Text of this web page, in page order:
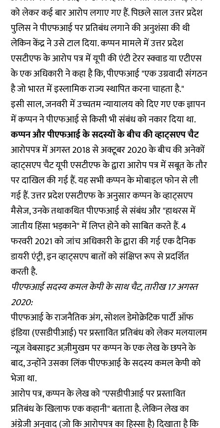
को लेकर कई बार आरोप लगाए गए हैं. पिछले साल उत्तर प्रदेश
पुलिस ने पीएफआई पर प्रतिबंध लगाने की अनुशंसा की थी
लेकिन केंद्र ने उसे टाल दिया. कप्पन मामले में उत्तर प्रदेश
एसटीएफ के आरोप पत्र में यूपी की एंटी टेरर स्क्वाड या एटीएस
के एक अधिकारी ने कहा है कि, पीएफआई "एक उग्रवादी संगठन
है जो भारत में इस्लामिक राज्य स्थापित करना चाहता है."
इसी साल, जनवरी में उच्चतम न्यायालय को दिए गए एक ज्ञापन
में कप्पन ने पीएफआई से किसी भी संबंध कोनकारदिया था.
कप्पन और पीएफआई के सदस्यों के बीच की व्हाट्सएप चैट
आरोपपत्र में अगस्त 2018 से अक्टूबर 2020 के बीच की अनेकों
व्हाट्सएप चैट यूपी एसटीएफ के द्वारा आरोप पत्र में सबूत के तौर
पर दाखिल की गई हैं. यह सभी कप्पन के मोबाइल फोन से ली
गई हैं. उत्तर प्रदेश एसटीएफ के अनुसार कप्पन के व्हाट्सएप
मैसेज, उनके तथाकथित पीएफआई से संबंध और "हाथरस में
जातीय हिंसा भड़काने" में लिप्त होने को साबित करते हैं. 4
फरवरी 2021 को जांच अधिकारी के द्वारा की गई एक दैनिक
डायरी एंट्री, इन व्हाट्सएप बातों को संक्षिप्त रूप से प्रदर्शित
करती है.
पीएफआई सदस्य कमल केपी के साथ चैट, तारीख 17 अगस्त
2020:
पीएफआई के राजनैतिक अंग, सोशल डेमोक्रेटिक पार्टी ऑफ
इंडिया (एसडीपीआई) परप्रस्तावित प्रतिबंधको लेकर मलयालम
न्यूज़ वेबसाइटअज़ीमुखमपर कप्पन के एक लेख के छपने के
बाद, उन्होंने उसका लिंक पीएफआई के सदस्य कमल केपी को
भेजा था.
आरोप पत्र, कप्पन के लेख को "एसडीपीआई पर प्रस्तावित
प्रतिबंध के खिलाफ एक कहानी" बताता है. लेकिन लेख का
अंग्रेजी अनुवाद (जो कि आरोपपत्र का हिस्सा है) दिखाता है कि